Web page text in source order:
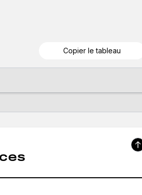
Copier le tableau